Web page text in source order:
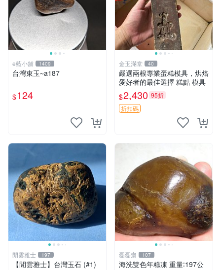
e藍小舖 1409
台灣東玉~a187
$124
金玉滿堂 40
嚴選兩根專業蛋糕模具，烘焙
愛好者的最佳選擇 糕點 模具
$2,430 95折
折扣碼
閒雲雅士 197
【閒雲雅士】台灣玉石 (#1)
磊磊齋 107
海洗雙色年糕凍 重量∶197公